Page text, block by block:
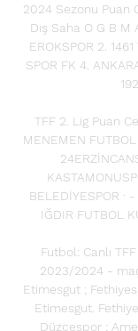
2024 Sezonu Puan
Dış Saha O G B M
EROKSPOR 2.
SPOR FK 4.
TFF 2. Lig Puan
MENEMEN
BELEDİYESPOR ·
IĞDIR FUTBOL
Futbol: Canlı TFF
2023/2024 -
Etimesgut ;
Etimesgut.
Düzcespor ;